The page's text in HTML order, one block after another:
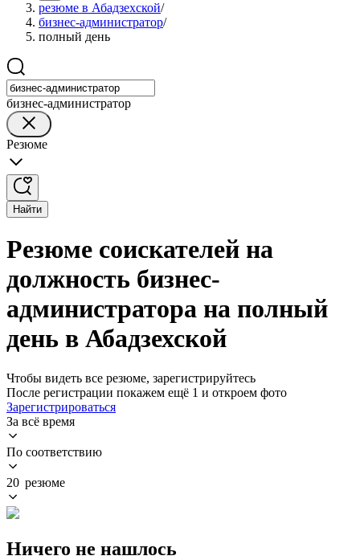
резюме в Абадзехской/
бизнес-администратор/
полный день
бизнес-администратор
Резюме
Найти
Резюме соискателей на
должность бизнес-
администратора на полный
день в Абадзехской
Чтобы видеть все резюме, зарегистрируйтесь
После регистрации покажем ещё 1 и откроем фото
Зарегистрироваться
За всё время
По соответствию
20 резюме
Ничего не нашлось